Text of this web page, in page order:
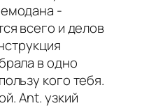
-
всего и делов
в одно
кого тебя.
Ant. узкий